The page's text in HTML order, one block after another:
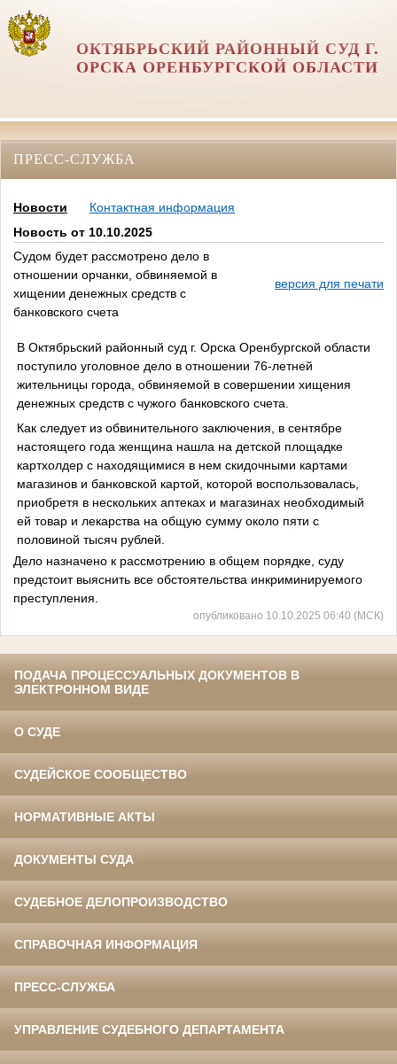
ОКТЯБРЬСКИЙ РАЙОННЫЙ СУД Г.
ОРСКА ОРЕНБУРГСКОЙ ОБЛАСТИ
ПРЕСС-СЛУЖБА
Новости
Контактная информация
Новость от 10.10.2025
Судом будет рассмотрено дело в
отношении орчанки, обвиняемой в
хищении денежных средств с
банковского счета
версия для печати
В Октябрьский районный суд г. Орска Оренбургской области
поступило уголовное дело в отношении 76-летней
жительницы города, обвиняемой в совершении хищения
денежных средств с чужого банковского счета.
Как следует из обвинительного заключения, в сентябре
настоящего года женщина нашла на детской площадке
картхолдер с находящимися в нем скидочными картами
магазинов и банковской картой, которой воспользовалась,
приобретя в нескольких аптеках и магазинах необходимый
ей товар и лекарства на общую сумму около пяти с
половиной тысяч рублей.
Дело назначено к рассмотрению в общем порядке, суду
предстоит выяснить все обстоятельства инкриминируемого
преступления.
опубликовано 10.10.2025 06:40 (МСК)
ПОДАЧА ПРОЦЕССУАЛЬНЫХ ДОКУМЕНТОВ В
ЭЛЕКТРОННОМ ВИДЕ
О СУДЕ
СУДЕЙСКОЕ СООБЩЕСТВО
НОРМАТИВНЫЕ АКТЫ
ДОКУМЕНТЫ СУДА
СУДЕБНОЕ ДЕЛОПРОИЗВОДСТВО
СПРАВОЧНАЯ ИНФОРМАЦИЯ
ПРЕСС-СЛУЖБА
УПРАВЛЕНИЕ СУДЕБНОГО ДЕПАРТАМЕНТА